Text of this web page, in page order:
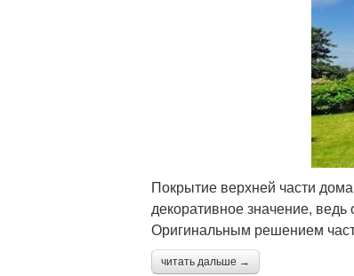
Покрытие верхней части
декоративное значение,
Оригинальным решением
читать дальше →